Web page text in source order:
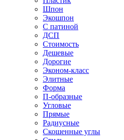
Шпон
Экошпон
С патиной
ДСП
Стоимость
Дешевые
Дорогие
Эконом-класс
Элитные
Форма
П-образные
Угловые
Прямые
Радиусные
Скошенные углы